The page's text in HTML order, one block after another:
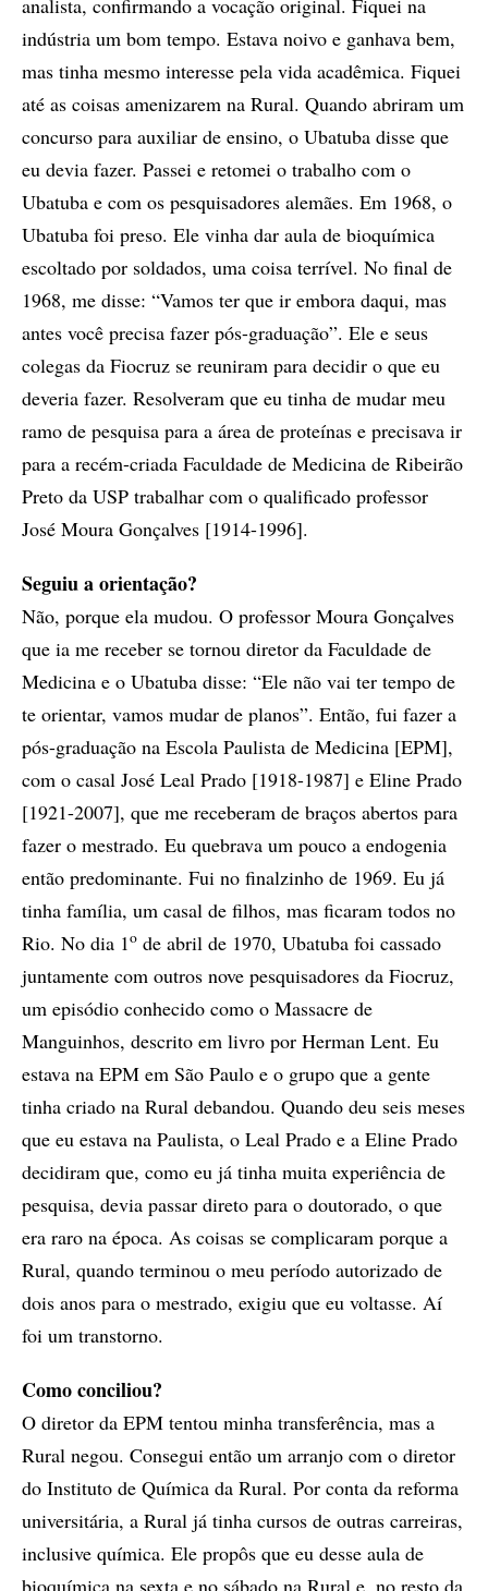
analista, confirmando a vocação original. Fiquei na
indústria um bom tempo. Estava noivo e ganhava bem,
mas tinha mesmo interesse pela vida acadêmica. Fiquei
até as coisas amenizarem na Rural. Quando abriram um
concurso para auxiliar de ensino, o Ubatuba disse que
eu devia fazer. Passei e retomei o trabalho com o
Ubatuba e com os pesquisadores alemães. Em 1968, o
Ubatuba foi preso. Ele vinha dar aula de bioquímica
escoltado por soldados, uma coisa terrível. No final de
1968, me disse: “Vamos ter que ir embora daqui, mas
antes você precisa fazer pós-graduação”. Ele e seus
colegas da Fiocruz se reuniram para decidir o que eu
deveria fazer. Resolveram que eu tinha de mudar meu
ramo de pesquisa para a área de proteínas e precisava ir
para a recém-criada Faculdade de Medicina de Ribeirão
Preto da USP trabalhar com o qualificado professor
José Moura Gonçalves [1914-1996].
Seguiu a orientação?
Não, porque ela mudou. O professor Moura Gonçalves
que ia me receber se tornou diretor da Faculdade de
Medicina e o Ubatuba disse: “Ele não vai ter tempo de
te orientar, vamos mudar de planos”. Então, fui fazer a
pós-graduação na Escola Paulista de Medicina [EPM],
com o casal José Leal Prado [1918-1987] e Eline Prado
[1921-2007], que me receberam de braços abertos para
fazer o mestrado. Eu quebrava um pouco a endogenia
então predominante. Fui no finalzinho de 1969. Eu já
tinha família, um casal de filhos, mas ficaram todos no
Rio. No dia 1o de abril de 1970, Ubatuba foi cassado
juntamente com outros nove pesquisadores da Fiocruz,
um episódio conhecido como o Massacre de
Manguinhos, descrito em livro por Herman Lent. Eu
estava na EPM em São Paulo e o grupo que a gente
tinha criado na Rural debandou. Quando deu seis meses
que eu estava na Paulista, o Leal Prado e a Eline Prado
decidiram que, como eu já tinha muita experiência de
pesquisa, devia passar direto para o doutorado, o que
era raro na época. As coisas se complicaram porque a
Rural, quando terminou o meu período autorizado de
dois anos para o mestrado, exigiu que eu voltasse. Aí
foi um transtorno.
Como conciliou?
O diretor da EPM tentou minha transferência, mas a
Rural negou. Consegui então um arranjo com o diretor
do Instituto de Química da Rural. Por conta da reforma
universitária, a Rural já tinha cursos de outras carreiras,
inclusive química. Ele propôs que eu desse aula de
bioquímica na sexta e no sábado na Rural e, no resto da